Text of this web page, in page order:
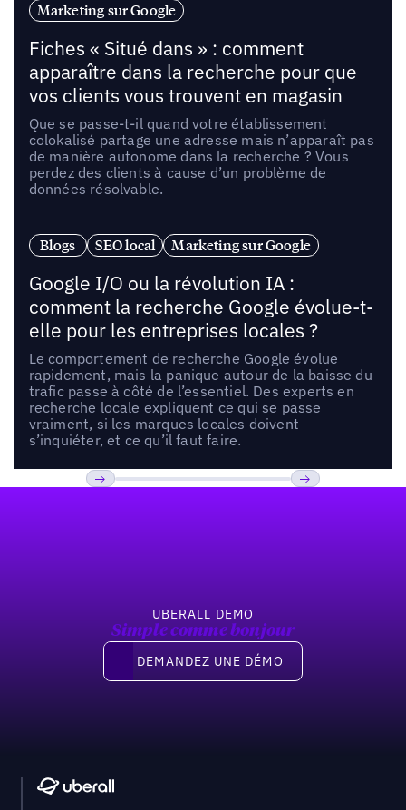
Marketing sur Google
Fiches « Situé dans » : comment
apparaître dans la recherche pour que
vos clients vous trouvent en magasin
Que se passe-t-il quand votre établissement
colokalisé partage une adresse mais n’apparaît pas
de manière autonome dans la recherche ? Vous
perdez des clients à cause d’un problème de
données résolvable.
Blogs SEO local Marketing sur Google
Google I/O ou la révolution IA :
comment la recherche Google évolue-t-
elle pour les entreprises locales ?
Le comportement de recherche Google évolue
rapidement, mais la panique autour de la baisse du
trafic passe à côté de l’essentiel. Des experts en
recherche locale expliquent ce qui se passe
vraiment, si les marques locales doivent
s’inquiéter, et ce qu’il faut faire.
UBERALL DEMO
Simple comme bonjour
Demandez une démo
DEMANDEZ UNE DÉMO